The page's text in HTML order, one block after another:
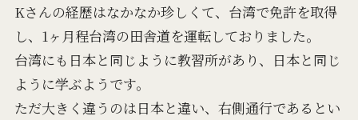
Kさんの経歴はなかなか珍しくて、台湾で免許を取得
し、1ヶ月程台湾の田舎道を運転しておりました。
台湾にも日本と同じように教習所があり、日本と同じ
ように学ぶようです。
ただ大きく違うのは日本と違い、右側通行であるとい